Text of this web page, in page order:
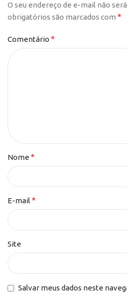
O seu endereço de e-mail não
obrigatórios são marcados com *
Comentário *
Nome *
E-mail *
Site
Salvar meus dados neste